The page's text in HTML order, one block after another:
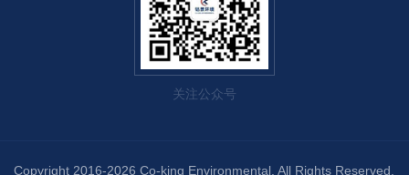
关注公众号
Copyright 2016-2026 Co-king Environmental. All Rights Reserved.